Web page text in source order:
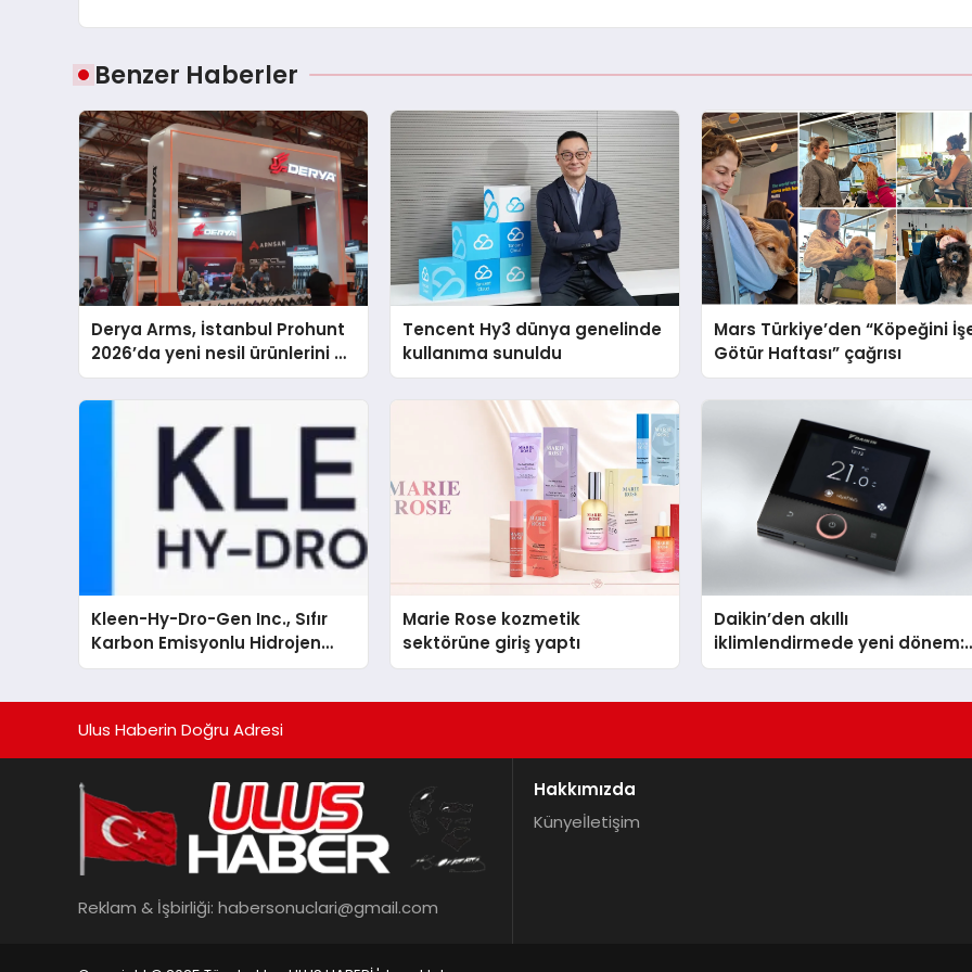
Benzer Haberler
Derya Arms, İstanbul Prohunt
2026’da yeni nesil ürünlerini ve
global marka vizyonunu
sergiledi
Tencent Hy3 dünya genelinde
kullanıma sunuldu
Mars Türkiye’den “Köpeğini
Götür Haftası” çağrısı
Kleen-Hy-Dro-Gen Inc., Sıfır
Karbon Emisyonlu Hidrojen
Isıtma Teknolojisinde ISO ve
Marie Rose kozmetik
sektörüne giriş yaptı
Daikin’den akıllı
iklimlendirmede yeni dönem:
Madoka Plus Türkiye’de
Ulus Haberin Doğru Adresi
Reklam & İşbirliği: habersonuclari@gmail.com
Hakkımızda
Künyeİletişim